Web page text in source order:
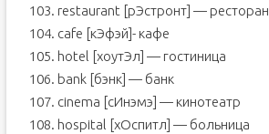
103. restaurant [рЭстронт] — ресторан
104. cafe [кЭфэй]- кафе
105. hotel [хоутЭл] — гостиница
106. bank [бэнк] — банк
107. cinema [сИнэмэ] — кинотеатр
108. hospital [хОспитл] — больница